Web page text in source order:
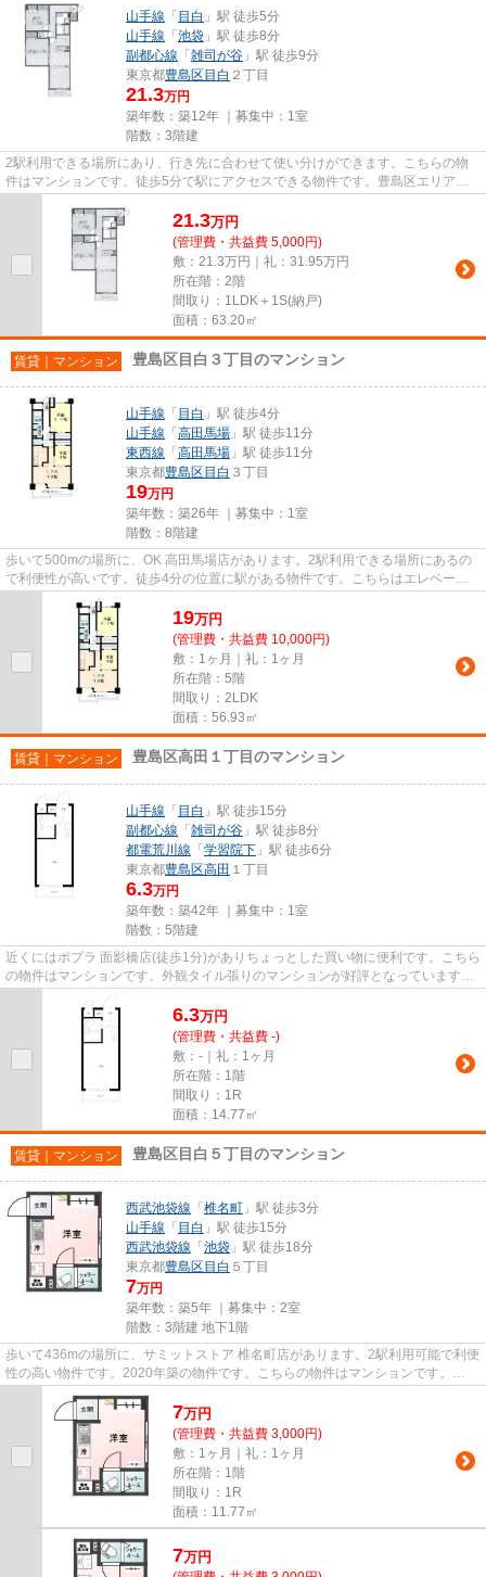
山手線 「 目白 」駅 徒歩5分
山手線 「 池袋 」駅 徒歩8分
副都心線 「 雑司が谷 」駅 徒歩9分
東京都豊島区 目白 ２丁目
21.3万円
築年数：築12年 ｜募集中： 1室
階数：3階建
2駅利用できる場所にあり、行き先に合わせて使い分けができます。こちらの物
件はマンションです。徒歩5分で駅にアクセスできる物件です。豊島区エリアの
21.3万円
(管理費・共益費 5,000円)
敷：21.3万円｜礼：31.95万円
所在階：2階
間取り：1LDK＋1S(納戸)
面積：63.20㎡
賃貸｜マンション 豊島区目白３丁目のマンション
山手線 「 目白 」駅 徒歩4分
山手線 「 高田馬場 」駅 徒歩11分
東西線 「 高田馬場 」駅 徒歩11分
東京都豊島区 目白 ３丁目
19万円
築年数：築26年 ｜募集中： 1室
階数：8階建
歩いて500mの場所に、OK 高田馬場店があります。2駅利用できる場所にあるの
で利便性が高いです。徒歩4分の位置に駅がある物件です。こちらはエレベータ
ー付き物件です。山手線目白をよ...
19万円
(管理費・共益費 10,000円)
敷：1ヶ月｜礼：1ヶ月
所在階：5階
間取り：2LDK
面積：56.93㎡
賃貸｜マンション 豊島区高田１丁目のマンション
山手線 「 目白 」駅 徒歩15分
副都心線 「 雑司が谷 」駅 徒歩8分
都電荒川線 「 学習院下 」駅 徒歩6分
東京都豊島区高田 １丁目
6.3万円
築年数：築42年 ｜募集中： 1室
階数：5階建
近くにはポプラ 面影橋店(徒歩1分)がありちょっとした買い物に便利です。こちら
の物件はマンションです。外観タイル張りのマンションが好評となっています。
この物件は駅まで徒歩15分...
6.3万円
(管理費・共益費 -)
敷：-｜礼：1ヶ月
所在階：1階
間取り：1R
面積：14.77㎡
賃貸｜マンション 豊島区目白５丁目のマンション
西武池袋線 「 椎名町 」駅 徒歩3分
山手線 「 目白 」駅 徒歩15分
西武池袋線 「 池袋 」駅 徒歩18分
東京都豊島区 目白 ５丁目
7万円
築年数：築5年 ｜募集中： 2室
階数：3階建 地下1階
歩いて436mの場所に、サミットストア 椎名町店があります。2駅利用可能で利便
性の高い物件です。2020年築の物件です。こちらの物件はマンションです。
VERUSには豊島区エリアの賃貸情報...
7万円
(管理費・共益費 3,000円)
敷：1ヶ月｜礼：1ヶ月
所在階：1階
間取り：1R
面積：11.77㎡
7万円